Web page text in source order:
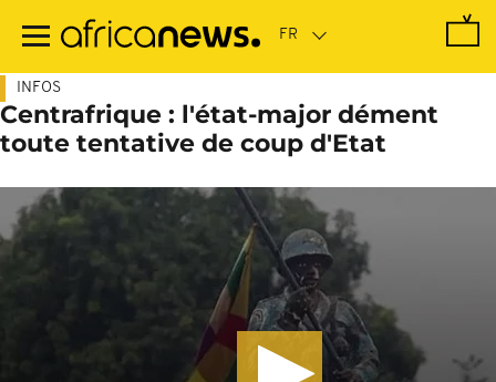
contenu
INFOS
Centrafrique : l'état-major dément
toute tentative de coup d'Etat